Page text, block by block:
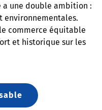
une double ambition :
environnementales.
commerce équitable
et historique sur les